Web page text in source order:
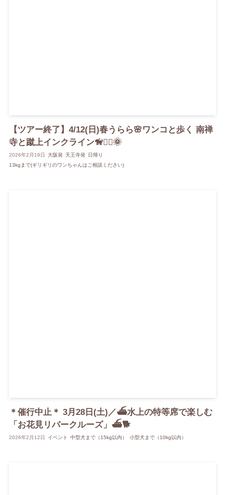
【ツアー終了】4/12(日)春うらら🌸ワンコと歩く 南禅
寺と蹴上インクライン🦮🚶‍♂️🌞
2026年2月19日 大阪発 天王寺発 日帰り
13kgまで(ギリギリのワンちゃんはご相談ください)
＊催行中止＊ 3月28日(土)／⛴️水上の特等席で楽しむ
「お花見リバークルーズ」⛴️🐕
2026年2月12日 イベント 中型犬まで（15kg以内） 小型犬まで（10kg以内）